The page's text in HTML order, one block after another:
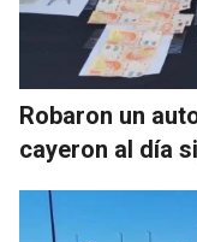
Robaron un
cayeron al día